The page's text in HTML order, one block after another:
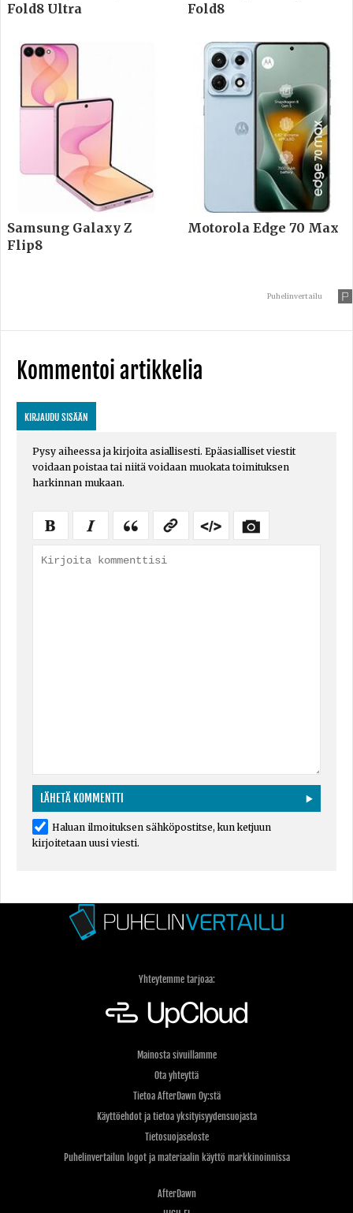
Fold8 Ultra
Fold8
Samsung Galaxy Z
Flip8
Motorola Edge 70 Max
Puhelinvertailu
Kommentoi artikkelia
KIRJAUDU SISÄÄN
Pysy aiheessa ja kirjoita asiallisesti. Epäasialliset viestit
voidaan poistaa tai niitä voidaan muokata toimituksen
harkinnan mukaan.
Haluan ilmoituksen sähköpostitse, kun ketjuun
kirjoitetaan uusi viesti.
Yhteytemme tarjoaa:
Mainosta sivuillamme
Ota yhteyttä
Tietoa AfterDawn Oy:stä
Käyttöehdot ja tietoa yksityisyydensuojasta
Tietosuojaseloste
Puhelinvertailun logot ja materiaalin käyttö markkinoinnissa
AfterDawn